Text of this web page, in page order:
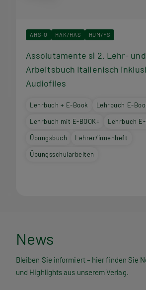
AHS-O HAK/HAS HUM/FS
Assolutamente sì 2. Lehr- und
Arbeitsbuch Italienisch
Audiofiles
Lehrbuch + E-Book Lehrbuch E-
Lehrbuch mit E-BOOK+ Lehrbuch E-
Übungsbuch Lehrer/innenheft
Übungsschularbeiten
N
e
w
News
Bleiben Sie informiert – hier finden Sie
und Highlights aus unserem Verlag.